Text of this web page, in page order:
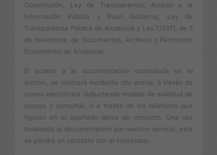
Constitución, Ley de Transparencia, Acceso a la
Información Pública y Buen Gobierno, Ley de
Transparencia Pública de Andalucía y Ley 7/2011, de 3
de noviembre, de Documentos, Archivos y Patrimonio
Documental de Andalucía.
El acceso a la documentación custodiada en el
archivo, se realizará mediante cita previa, a través de
correo electrónico (adjuntando modelo de solicitud de
acceso y consulta), o a través de los teléfonos que
figuran en el apartado datos de contacto. Una vez
localizada la documentación por nuestro servicio, este
se pondrá en contacto con el interesado.